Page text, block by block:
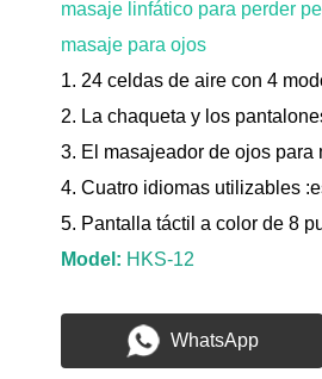
masaje linfático para perder
masaje para ojos
1. 24 celdas de aire con 4
2. La chaqueta y los
3. El masajeador de ojos
4. Cuatro idiomas utilizables
5. Pantalla táctil a color de 8
Model: HKS-12
WhatsApp